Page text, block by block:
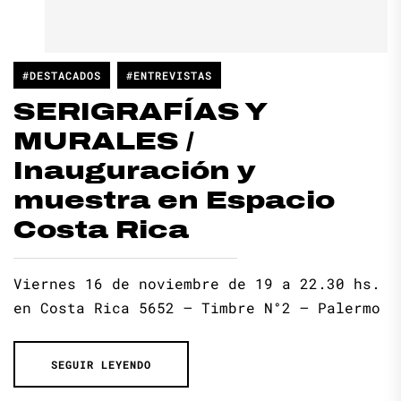
#DESTACADOS #ENTREVISTAS
SERIGRAFÍAS Y
MURALES /
Inauguración y
muestra en Espacio
Costa Rica
Viernes 16 de noviembre de 19 a 22.30 hs.
en Costa Rica 5652 – Timbre N°2 – Palermo
SEGUIR LEYENDO